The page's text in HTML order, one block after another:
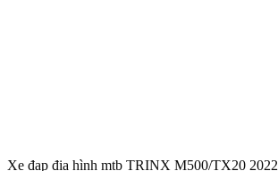
Xe đạp địa hình mtb TRINX M500/TX20 2022